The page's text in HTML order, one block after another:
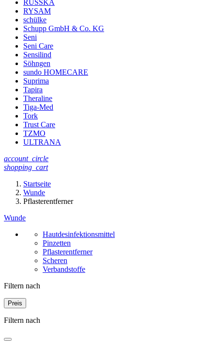
RUSSKA
RYSAM
schülke
Schupp GmbH & Co. KG
Seni
Seni Care
Sensilind
Söhngen
sundo HOMECARE
Suprima
Tapira
Theraline
Tiga-Med
Tork
Trust Care
TZMO
ULTRANA
account_circle
shopping_cart
Startseite
Wunde
Pflasterentferner
Wunde
Hautdesinfektionsmittel
Pinzetten
Pflasterentferner
Scheren
Verbandstoffe
Filtern nach
Preis
Filtern nach